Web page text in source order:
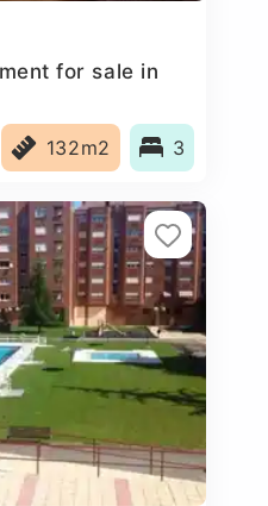
for sale in
132m2 3